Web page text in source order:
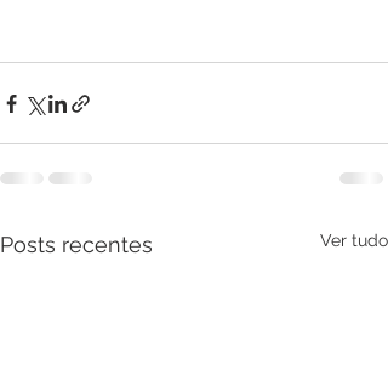
Posts recentes Ver tudo